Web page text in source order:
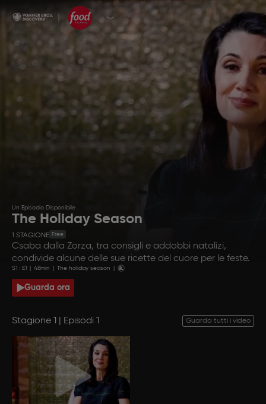
Un Episodio Disponibile
The Holiday Season
1 STAGIONE Free
Csaba dalla Zorza, tra consigli e addobbi natalizi,
condivide alcune delle sue ricette del cuore per le feste.
S1 : E1 48min The holiday season
Guarda ora
Stagione 1 | Episodi 1 Guarda tutti i video